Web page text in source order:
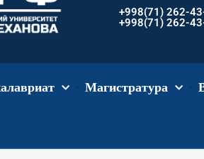
+998(71) 262-
+998(71) 262-
Магистратура